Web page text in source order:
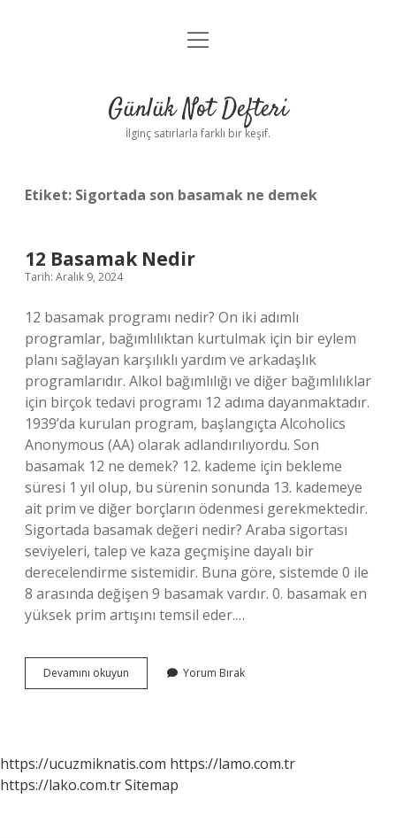
Anasayfa
Yasal Uyarı
menüyü
Günlük Not Defteri
İlginç satırlarla farklı bir keşif.
Etiket: Sigortada son basamak ne demek
12 Basamak Nedir
Tarih: Aralık 9, 2024
12 basamak programı nedir? On iki adımlı
programlar, bağımlılıktan kurtulmak için bir eylem
planı sağlayan karşılıklı yardım ve arkadaşlık
programlarıdır. Alkol bağımlılığı ve diğer bağımlılıklar
için birçok tedavi programı 12 adıma dayanmaktadır.
1939’da kurulan program, başlangıçta Alcoholics
Anonymous (AA) olarak adlandırılıyordu. Son
basamak 12 ne demek? 12. kademe için bekleme
süresi 1 yıl olup, bu sürenin sonunda 13. kademeye
ait prim ve diğer borçların ödenmesi gerekmektedir.
Sigortada basamak değeri nedir? Araba sigortası
seviyeleri, talep ve kaza geçmişine dayalı bir
derecelendirme sistemidir. Buna göre, sistemde 0 ile
8 arasında değişen 9 basamak vardır. 0. basamak en
yüksek prim artışını temsil eder.…
Devamını okuyun
Basamak
Yorum Bırak
https://ucuzmiknatis.com https://lamo.com.tr
https://lako.com.trSitemap